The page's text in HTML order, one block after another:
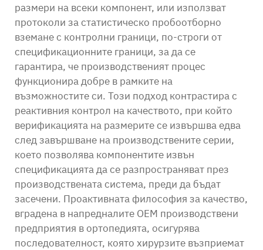
размери на всеки компонент, или използват
протоколи за статистическо пробоотборно
вземане с контролни граници, по-строги от
спецификационните граници, за да се
гарантира, че производственият процес
функционира добре в рамките на
възможностите си. Този подход контрастира с
реактивния контрол на качеството, при който
верификацията на размерите се извършва едва
след завършване на производствените серии,
което позволява компонентите извън
спецификацията да се разпространяват през
производствената система, преди да бъдат
засечени. Проактивната философия за качество,
вградена в напредналите OEM производствени
предприятия в ортопедията, осигурява
последователност, която хирурзите възприемат